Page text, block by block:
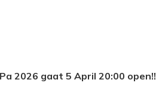
2026 gaat 5 April 20:00 open!!